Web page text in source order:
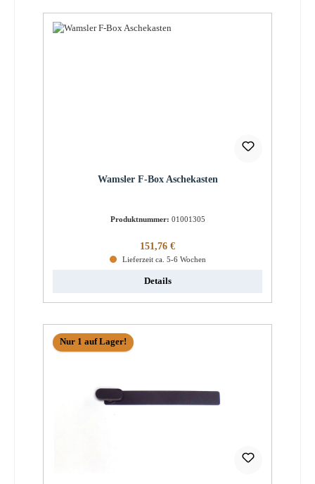
Wamsler F-Box Aschekasten
Produktnummer: 01001305
Regulärer Preis:
151,76 €
Lieferzeit ca. 5-6 Wochen
Details
Nur 1 auf Lager!